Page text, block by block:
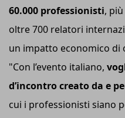
60.000 professionisti,
oltre 700 relatori
un impatto economico di
"Con l’evento italiano,
d’incontro creato da e
cui i professionisti siano